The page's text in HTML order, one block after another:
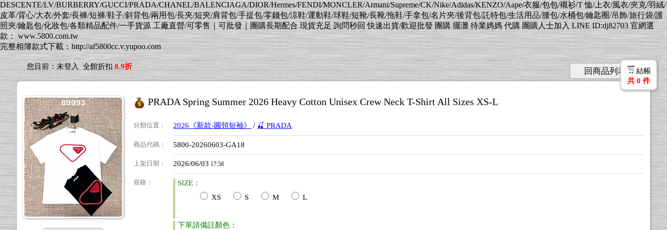
DESCENTE/LV/BURBERRY/GUCCI/PRADA/CHANEL/BALENCIAGA/DIOR/Hermes/FENDI/MONCLER/Armani/Supreme/CK/Nike/Adidas/KENZO/Aape/衣服/包包/襯衫/T 恤/上衣/風衣/夾克/羽絨/
皮革/背心/大衣/外套/長褲/短褲/鞋子/斜背包/兩用包/長夾/短夾/肩背包/手提包/零錢包/涼鞋/運動鞋/球鞋/短靴/長靴/拖鞋/手拿包/名片夾/後背包/託特包/生活用品/腰包/水桶包/鑰匙圈/吊飾/旅行袋/護
照夾/鑰匙包/化妝包/各類精品配件/一手貨源 工廠直營/可零售｜可批發｜團購長期配合 現貨充足 詢問秒回 快速出貨/歡迎批發 團購 擺灘 待業媽媽 代購 團購人士加入 LINE ID:dj82703 官網選
款： www.5800.com.tw
完整相簿款式下載：http://af5800cc.v.yupoo.com
您目前：未登入 全館折扣 8.9折 回商品列表
PRADA Spring Summer 2026 Heavy Cotton Unisex Crew Neck T-Shirt All Sizes XS-L
分類位置 ： 2026《新款-圓領短袖》 / 🍒 PRADA
商品代碼 ： 5800-20260603-GA18
上架日期 ： 2026/06/03 17:58
規格 ：
SIZE：
XS
S M L
下單請備註顏色：
結帳
共 0 件